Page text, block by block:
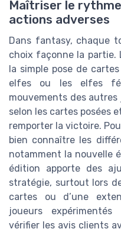
Maîtriser le
actions adverses
Dans fantasy, chaque
choix façonne la partie.
la simple pose de
elfes ou les elfes
mouvements des
selon les cartes posées
remporter la victoire.
bien connaître les
notamment la nouvelle
édition apporte des
stratégie, surtout lors
cartes ou d’une
joueurs
vérifier les avis clients